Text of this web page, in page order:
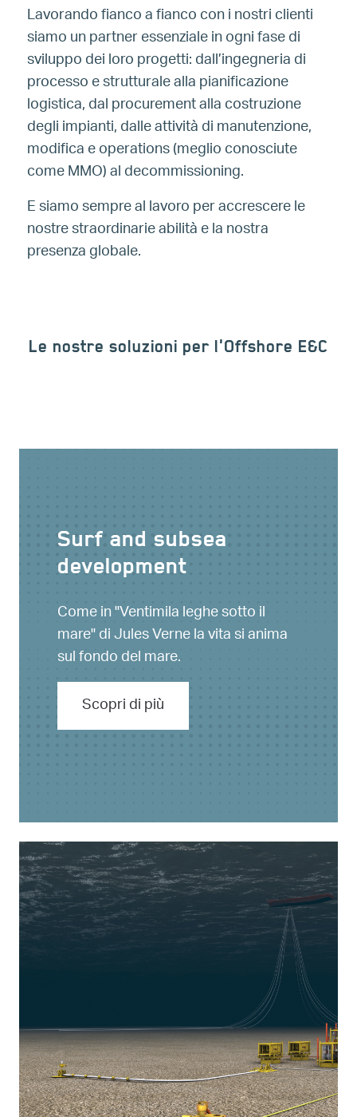
Lavorando fianco a fianco con i nostri clienti
siamo un partner essenziale in ogni fase di
sviluppo dei loro progetti: dall’ingegneria di
processo e strutturale alla pianificazione
logistica, dal procurement alla costruzione
degli impianti, dalle attività di manutenzione,
modifica e operations (meglio conosciute
come MMO) al decommissioning.
E siamo sempre al lavoro per accrescere le
nostre straordinarie abilità e la nostra
presenza globale.
Le nostre soluzioni per l'Offshore E&C
Surf and subsea
development
Come in "Ventimila leghe sotto il
mare" di Jules Verne la vita si anima
sul fondo del mare.
Scopri di più